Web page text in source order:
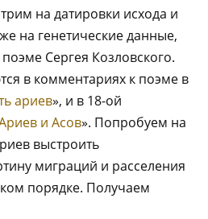
на датировки исхода и
на генетические данные,
Сергея Козловского.
в комментариях к поэме в
ариев», и в 18-ой
и Асов». Попробуем на
выстроить
миграций и расселения
порядке. Получаем